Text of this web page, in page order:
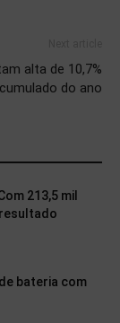
alta de 10,7%
do ano
213,5 mil
bateria com